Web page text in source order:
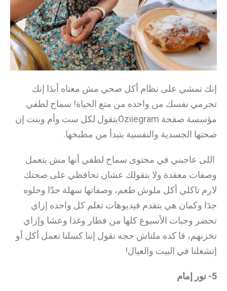
إنك تمشي على نظام أكل صحي مش معناه أبدَا إنك
تحرمي نفسك من واحده من متع الحياة! سماح لطفي
مؤسسة صفحة Oziiegramبتقول لكل ست وأم وبنت إن
صحتها الجسدية والنفسية بتبدأ من مطبخها.
اللى عاجبني في محتوى سماح لطفي أنها مش بتعمل
وصفات معقدة ولا بتقولك عشان تحافظي على صحتك
لازم تاكلي أكل ملوش طعم، وصفاتها سهلة جدّا وحلوه
جدَا وكمان هي بتقدم فيديوهات تعلم كل واحده إزاي
تحضر وجبات الأسبوع كلها من فطار وغذا وعشا وإزاي
تخزنهم، فا كده ملناش حجه نقول إننا كسلنا نعمل أكل أو
إتشغلنا في البيت والعيال!
5- نور إمام